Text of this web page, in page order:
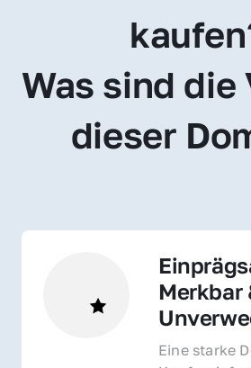
Was sind die
dieser
Merkbar
Eine starke